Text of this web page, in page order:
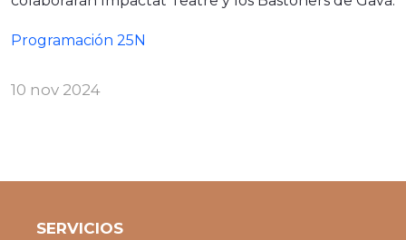
Programación 25N
10 nov 2024
SERVICIOS